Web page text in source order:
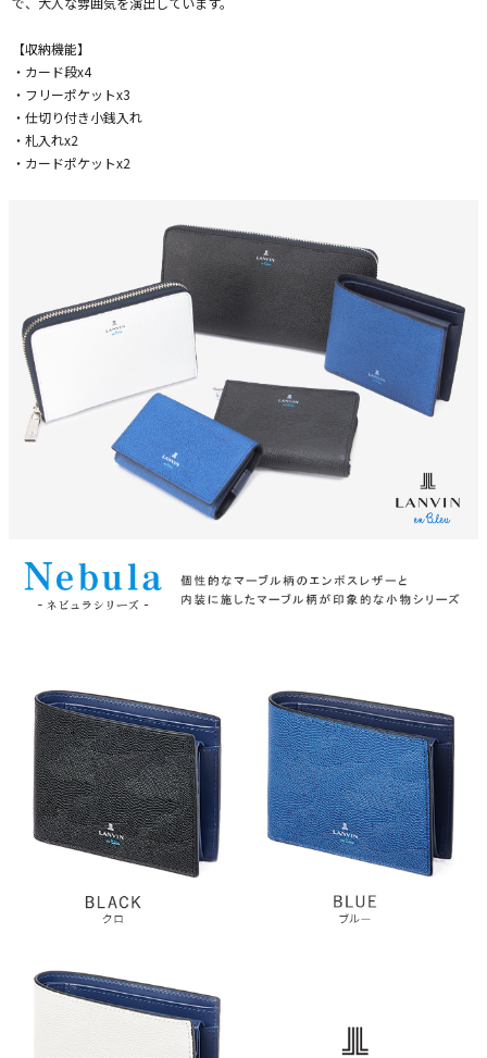
【収納機能】
・カード段x4
・フリーポケットx3
・仕切り付き小銭入れ
・札入れx2
・カードポケットx2